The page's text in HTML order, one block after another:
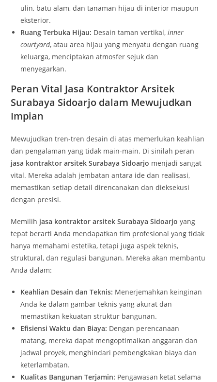
ulin, batu alam, dan tanaman hijau di interior maupun
eksterior.
Ruang Terbuka Hijau: Desain taman vertikal,inner
courtyard, atau area hijau yang menyatu dengan ruang
keluarga, menciptakan atmosfer sejuk dan
menyegarkan.
Peran Vital Jasa Kontraktor Arsitek
Surabaya Sidoarjo dalam Mewujudkan
Impian
Mewujudkan tren-tren desain di atas memerlukan keahlian
dan pengalaman yang tidak main-main. Di sinilah peran
jasa kontraktor arsitek Surabaya Sidoarjo menjadi sangat
vital. Mereka adalah jembatan antara ide dan realisasi,
memastikan setiap detail direncanakan dan dieksekusi
dengan presisi.
Memilih jasa kontraktor arsitek Surabaya Sidoarjo yang
tepat berarti Anda mendapatkan tim profesional yang tidak
hanya memahami estetika, tetapi juga aspek teknis,
struktural, dan regulasi bangunan. Mereka akan membantu
Anda dalam:
Keahlian Desain dan Teknis: Menerjemahkan keinginan
Anda ke dalam gambar teknis yang akurat dan
memastikan kekuatan struktur bangunan.
Efisiensi Waktu dan Biaya: Dengan perencanaan
matang, mereka dapat mengoptimalkan anggaran dan
jadwal proyek, menghindari pembengkakan biaya dan
keterlambatan.
Kualitas Bangunan Terjamin: Pengawasan ketat selama